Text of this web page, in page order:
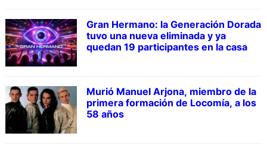
Gran Hermano: la Generación Dorada
tuvo una nueva eliminada y ya
quedan 19 participantes en la casa
Murió Manuel Arjona, miembro de la
primera formación de Locomía, a los
58 años